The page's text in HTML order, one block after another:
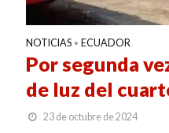
NOTICIAS • ECUADOR
Por segunda
de luz del
23 de octubre de 2024